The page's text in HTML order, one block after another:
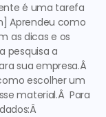
é uma tarefa
Aprendeu como
as dicas e os
pesquisa a
sua empresa.Â
escolher um
material.Â  Para